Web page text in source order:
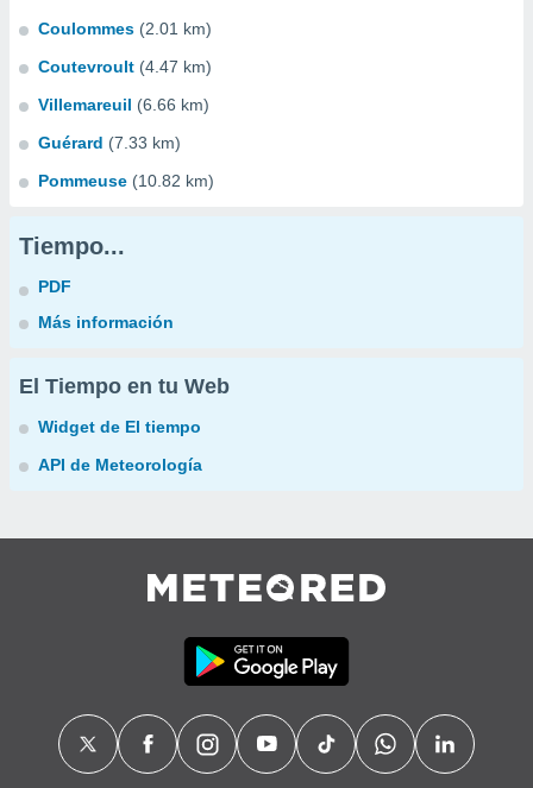
Coulommes (2.01 km)
Coutevroult (4.47 km)
Villemareuil (6.66 km)
Guérard (7.33 km)
Pommeuse (10.82 km)
Tiempo...
PDF
Más información
El Tiempo en tu Web
Widget de El tiempo
API de Meteorología